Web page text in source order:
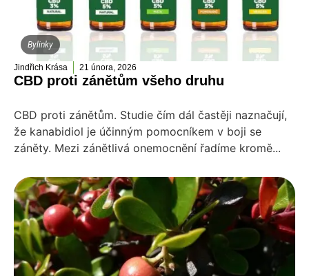
Bylinky
Jindřich Krása 21 února, 2026
CBD proti zánětům všeho druhu
CBD proti zánětům. Studie čím dál častěji naznačují,
že kanabidiol je účinným pomocníkem v boji se
záněty. Mezi zánětlivá onemocnění řadíme kromě...